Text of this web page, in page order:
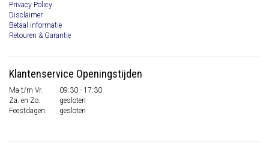
Privacy Policy
Disclaimer
Betaal informatie
Retouren & Garantie
Klantenservice Openingstijden
Ma t/m Vr.
09:30 - 17:30
Za. en Zo.
gesloten
Feestdagen:
gesloten